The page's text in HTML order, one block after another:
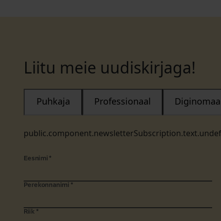
Liitu meie uudiskirjaga!
Puhkaja Professionaal
Eesnimi *
Perekonnanimi *
Riik *